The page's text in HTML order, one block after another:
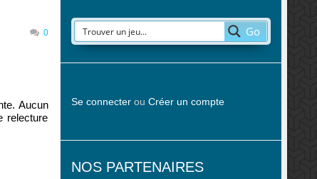
0
Aucun
relecture
Go
Se connecterou Créer un compte
NOS PARTENAIRES